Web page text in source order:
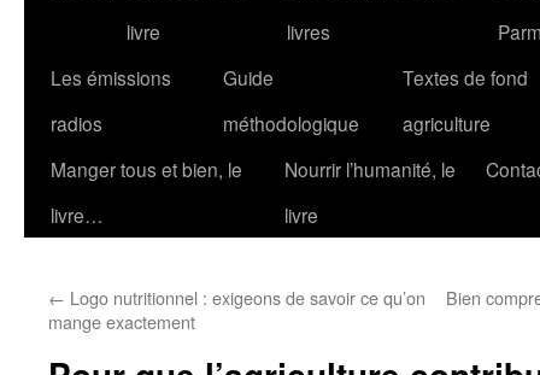
livre
livres
Les émissions
radios
Guide
méthodologique
Textes de fond
agriculture
Manger tous et bien, le
livre…
Nourrir l’humanité, le
livre
← Logo nutritionnel : exigeons de savoir ce qu’on
mange exactement
Bien